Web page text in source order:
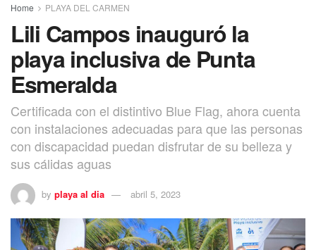
Home PLAYA DEL CARMEN
Lili Campos inauguró la
playa inclusiva de Punta
Esmeralda
Certificada con el distintivo Blue Flag, ahora cuenta
con instalaciones adecuadas para que las personas
con discapacidad puedan disfrutar de su belleza y
sus cálidas aguas
by playa al dia abril 5, 2023